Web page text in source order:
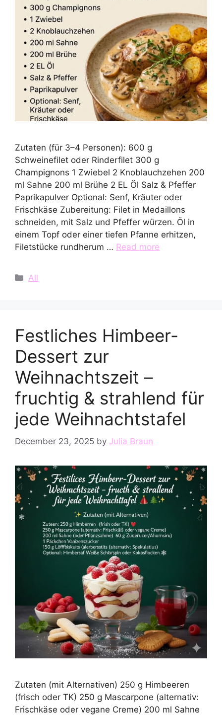
Zutaten (für 3–4 Personen): 600 g
Schweinefilet oder Rinderfilet 300 g
Champignons 1 Zwiebel 2 Knoblauchzehen 200
ml Sahne 200 ml Brühe 2 EL Öl Salz & Pfeffer
Paprikapulver Optional: Senf, Kräuter oder
Frischkäse Zubereitung: Filet in Medaillons
schneiden, mit Salz und Pfeffer würzen. Öl in
einem Topf oder einer tiefen Pfanne erhitzen,
Filetstücke rundherum … Read more
Categories
All
Festliches Himbeer-
Dessert zur
Weihnachtszeit –
fruchtig & strahlend für
jede Weihnachtstafel
December 23, 2025 by Julia Braun
Zutaten (mit Alternativen) 250 g Himbeeren
(frisch oder TK) 250 g Mascarpone (alternativ:
Frischkäse oder vegane Creme) 200 ml Sahne